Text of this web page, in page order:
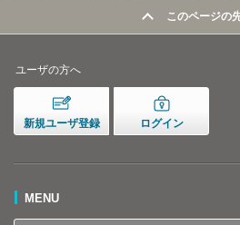
このページの
ユーザの方へ
新規ユーザ登録 ログイン
MENU